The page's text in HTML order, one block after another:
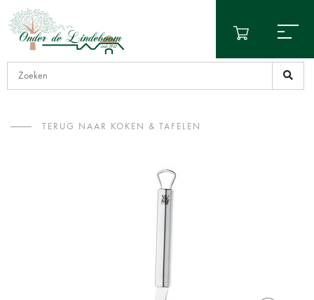
TERUG NAAR KOKEN & TAFELEN